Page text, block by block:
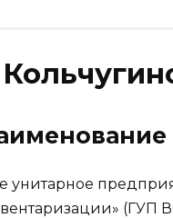
унитарное
(ГУП